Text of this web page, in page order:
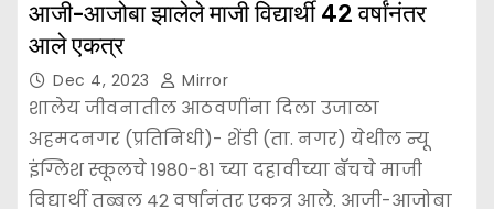
आजी-आजोबा झालेले माजी विद्यार्थी 42 वर्षांनंतर
आले एकत्र
Dec 4, 2023 Mirror
शालेय जीवनातील आठवणींना दिला उजाळा
अहमदनगर (प्रतिनिधी)- शेंडी (ता. नगर) येथील न्यू
इंग्लिश स्कूलचे 1980-81 च्या दहावीच्या बॅचचे माजी
विद्यार्थी तब्बल 42 वर्षांनंतर एकत्र आले. आजी-आजोबा